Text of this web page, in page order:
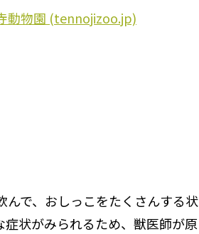
動物園 (tennojizoo.jp)
で、おしっこをたくさんする状
状がみられるため、獣医師が原